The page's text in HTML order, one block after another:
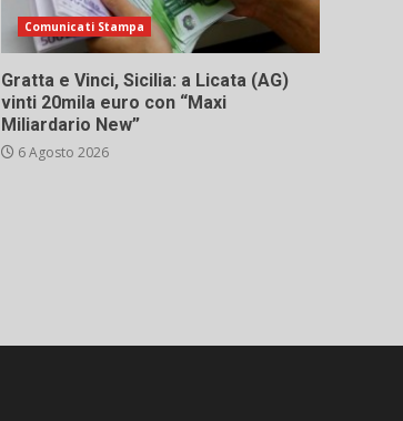
Comunicati Stampa
Gratta e Vinci, Sicilia: a Licata (AG)
vinti 20mila euro con “Maxi
Miliardario New”
6 Agosto 2026